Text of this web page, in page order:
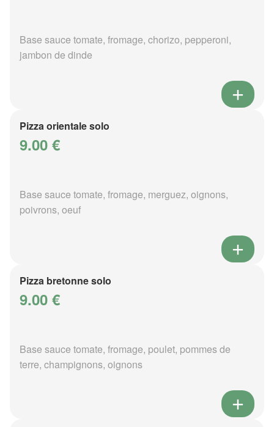
Base sauce tomate, fromage, chorizo, pepperoni,
jambon de dinde
Pizza orientale solo
9.00 €
Base sauce tomate, fromage, merguez, oignons,
poivrons, oeuf
Pizza bretonne solo
9.00 €
Base sauce tomate, fromage, poulet, pommes de
terre, champignons, oignons